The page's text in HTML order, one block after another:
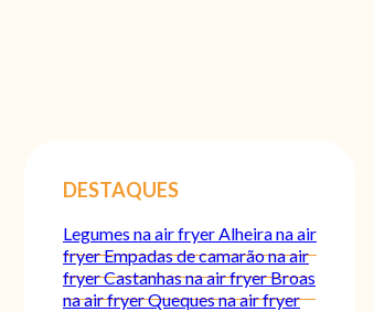
DESTAQUES
Legumes na air fryerAlheira na air
fryerEmpadas de camarão na air
fryerCastanhas na air fryerBroas
na air fryerQueques na air fryer